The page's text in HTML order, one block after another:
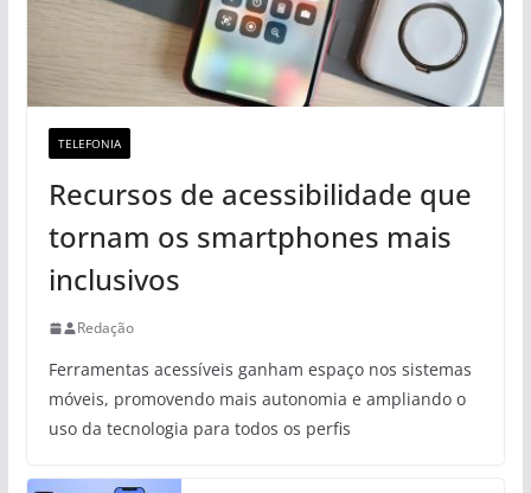
TELEFONIA
Recursos de acessibilidade que
tornam os smartphones mais
inclusivos
Redação
Ferramentas acessíveis ganham espaço nos sistemas
móveis, promovendo mais autonomia e ampliando o
uso da tecnologia para todos os perfis